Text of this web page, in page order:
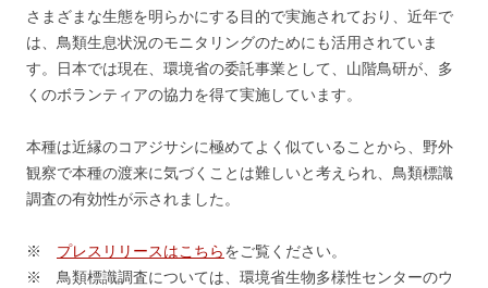
さまざまな生態を明らかにする目的で実施されており、近年で
は、鳥類生息状況のモニタリングのためにも活用されていま
す。日本では現在、環境省の委託事業として、山階鳥研が、多
くのボランティアの協力を得て実施しています。
本種は近縁のコアジサシに極めてよく似ていることから、野外
観察で本種の渡来に気づくことは難しいと考えられ、鳥類標識
調査の有効性が示されました。
※ プレスリリースはこちらをご覧ください。
※ 鳥類標識調査については、環境省生物多様性センターのウ